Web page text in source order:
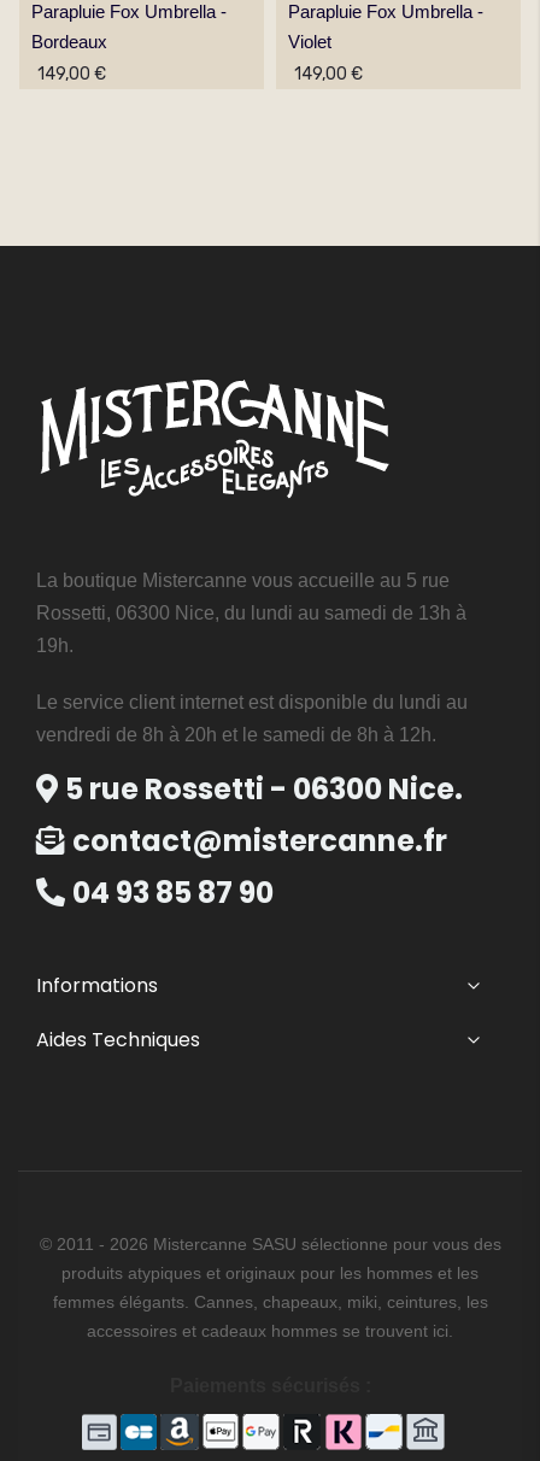
Parapluie Fox Umbrella -
Bordeaux
149,00 €
Parapluie Fox Umbrella -
Violet
149,00 €
La boutique Mistercanne vous accueille au 5 rue
Rossetti, 06300 Nice, du lundi au samedi de 13h à
19h.
Le service client internet est disponible du lundi au
vendredi de 8h à 20h et le samedi de 8h à 12h.
5 rue Rossetti - 06300 Nice.
contact@mistercanne.fr
04 93 85 87 90
Informations
Aides Techniques
© 2011 - 2026 Mistercanne SASU sélectionne pour vous des
produits atypiques et originaux pour les hommes et les
femmes élégants. Cannes, chapeaux, miki, ceintures, les
accessoires et cadeaux hommes se trouvent ici.